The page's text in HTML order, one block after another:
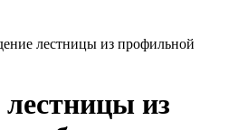
Общестроительный
алюминиевая
стальные
лестницы из профильной
из